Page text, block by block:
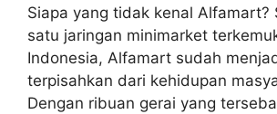
Siapa yang tidak kenal Alfamart?
satu jaringan minimarket
Indonesia, Alfamart sudah
terpisahkan dari kehidupan
Dengan ribuan gerai yang